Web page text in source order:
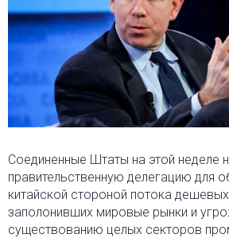
Соединенные Штаты на этой неделе
правительственную делегацию для
китайской стороной потока
заполонивших мировые рынки и
существованию целых секторов